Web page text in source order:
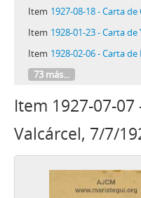
Item 1927-08-18 - Carta
Item 1928-01-23 - Carta de Young
Item 1928-02-06 - Carta
73 más...
Item 1927-07-07
Valcárcel, 7/7/